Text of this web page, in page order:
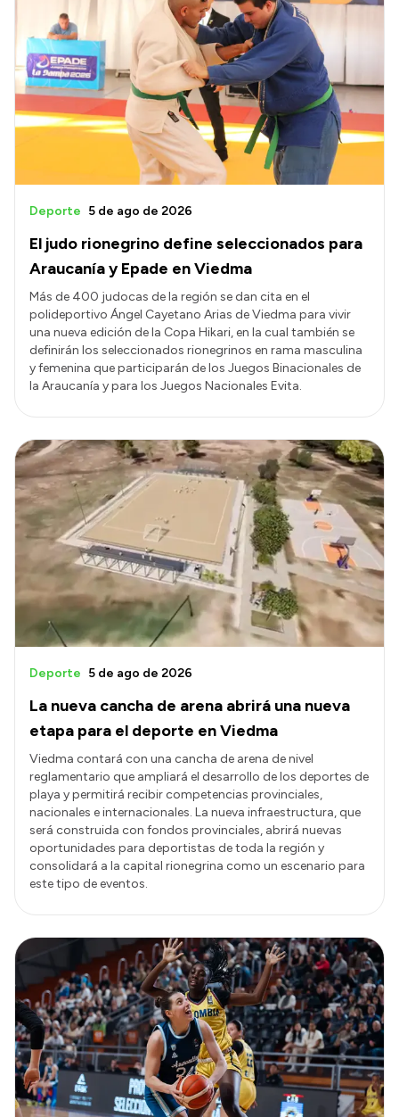
El judo rionegrino define seleccionados para
Araucanía y Epade en Viedma
Deporte 5 de ago de 2026
Más de 400 judocas de la región se dan cita en el
polideportivo Ángel Cayetano Arias de Viedma para vivir
una nueva edición de la Copa Hikari, en la cual también se
definirán los seleccionados rionegrinos en rama masculina
y femenina que participarán de los Juegos Binacionales de
la Araucanía y para los Juegos Nacionales Evita.
La nueva cancha de arena abrirá una nueva
etapa para el deporte en Viedma
Deporte 5 de ago de 2026
Viedma contará con una cancha de arena de nivel
reglamentario que ampliará el desarrollo de los deportes de
playa y permitirá recibir competencias provinciales,
nacionales e internacionales. La nueva infraestructura, que
será construida con fondos provinciales, abrirá nuevas
oportunidades para deportistas de toda la región y
consolidará a la capital rionegrina como un escenario para
este tipo de eventos.